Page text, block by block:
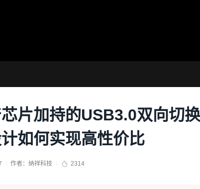
芯片加持的USB3.0双向切
如何实现高性价比
作者： 纳祥科技 2314